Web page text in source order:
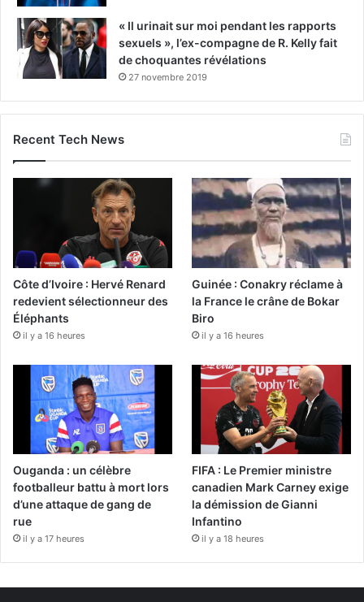
« Il urinait sur moi pendant les rapports
sexuels », l’ex-compagne de R. Kelly fait
de choquantes révélations
27 novembre 2019
Recent Tech News
Côte d’Ivoire : Hervé Renard
redevient sélectionneur des
Éléphants
il y a 16 heures
Guinée : Conakry réclame à
la France le crâne de Bokar
Biro
il y a 16 heures
Ouganda : un célèbre
footballeur battu à mort lors
d’une attaque de gang de
rue
il y a 17 heures
FIFA : Le Premier ministre
canadien Mark Carney exige
la démission de Gianni
Infantino
il y a 18 heures